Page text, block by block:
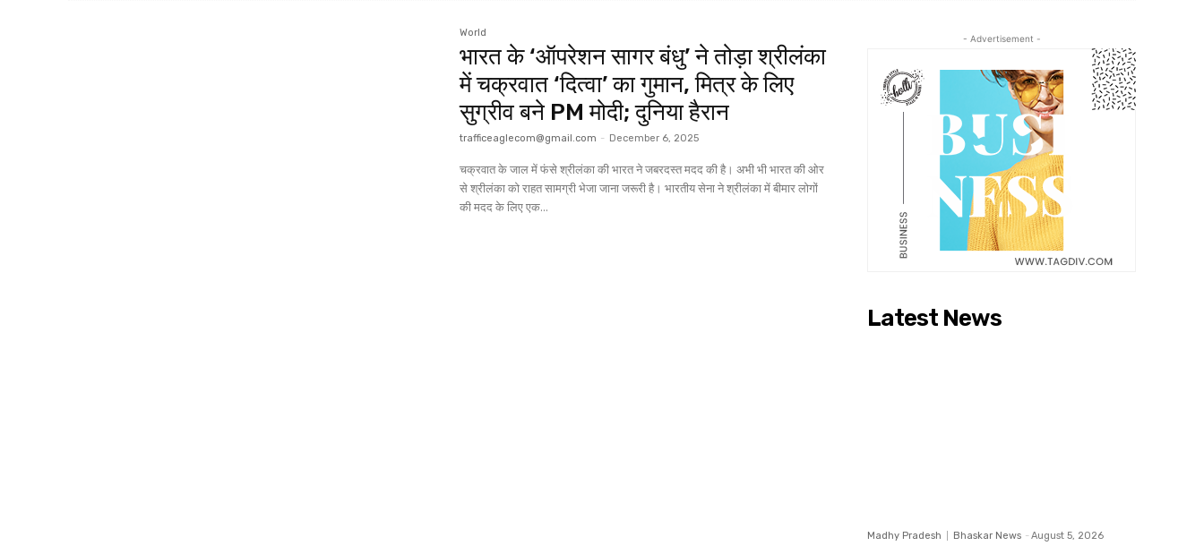
World
भारत के ‘ऑपरेशन सागर बंधु’ ने तोड़ा श्रीलंका
में चक्रवात ‘दित्वा’ का गुमान, मित्र के लिए
सुग्रीव बने PM मोदी; दुनिया हैरान
trafficeaglecom@gmail.com - December 6, 2025
चक्रवात के जाल में फंसे श्रीलंका की भारत ने जबरदस्त मदद की है। अभी भी भारत की ओर
से श्रीलंका को राहत सामग्री भेजा जाना जरूरी है। भारतीय सेना ने श्रीलंका में बीमार लोगों
की मदद के लिए एक...
- Advertisement -
Latest News
Madhy Pradesh Bhaskar News - August 5, 2026